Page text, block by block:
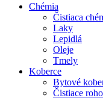
Chémia
Čistiaca
Laky
Lepidlá
Oleje
Tmely
Koberce
Bytové
Čistiace